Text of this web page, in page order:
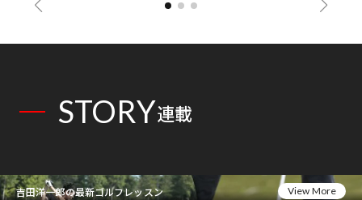
STORY連載
吉田洋一郎の最新ゴルフレッスン
View More